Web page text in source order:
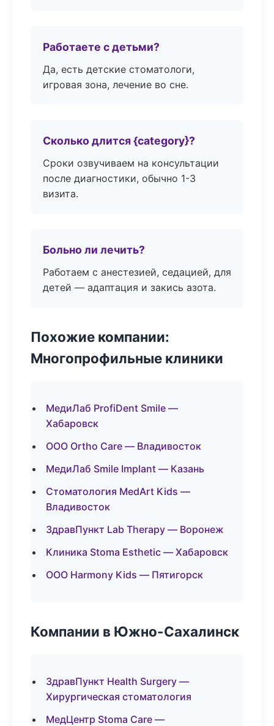
Работаете с детьми?
Да, есть детские стоматологи,
игровая зона, лечение во сне.
Сколько длится {category}?
Сроки озвучиваем на консультации
после диагностики, обычно 1-3
визита.
Больно ли лечить?
Работаем с анестезией, седацией, для
детей — адаптация и закись азота.
Похожие компании:
Многопрофильные клиники
МедиЛаб ProfiDent Smile —
Хабаровск
ООО Ortho Care — Владивосток
МедиЛаб Smile Implant — Казань
Стоматология MedArt Kids —
Владивосток
ЗдравПункт Lab Therapy — Воронеж
Клиника Stoma Esthetic — Хабаровск
ООО Harmony Kids — Пятигорск
Компании в Южно-Сахалинск
ЗдравПункт Health Surgery —
Хирургическая стоматология
МедЦентр Stoma Care —